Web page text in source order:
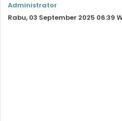
Administrator
Rabu, 03 September 2025 06:39